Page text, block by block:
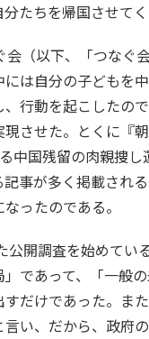
たちを帰国させて
（以下、「つなぐ
は自分の子どもを
行動を起こしたの
させた。とくに『
中国残留の肉親捜
事が多く掲載され
ったのである。
開調査を始めてい
であって、「一般
だけであった。ま
い、だから、政府